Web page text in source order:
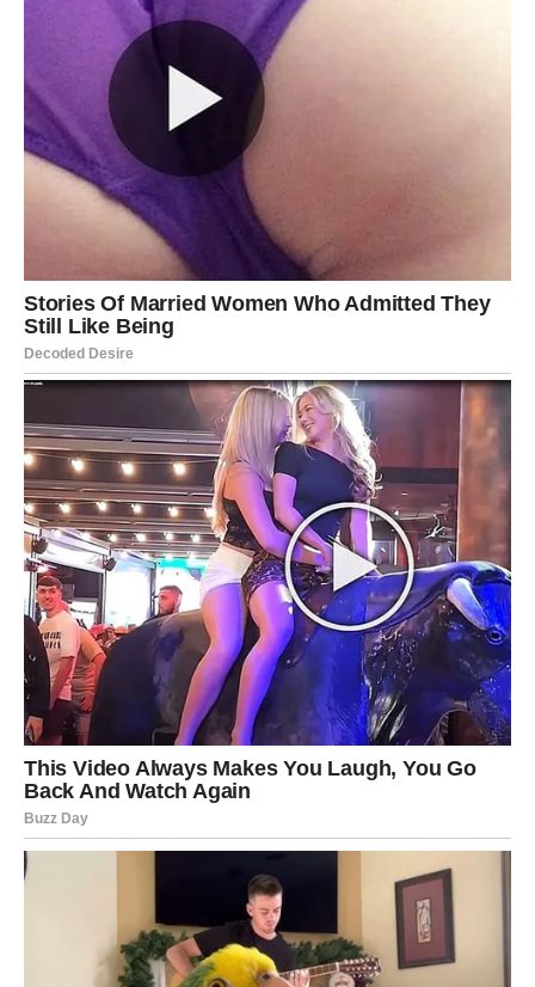
Osjetićete veliko zadovoljstvo jer ćete konačno vidjeti da
se vaš trud pretvara u konkretne rezultate.
Iskoristite energiju ovog posebnog
vikenda
Ovaj vikend nosi snažnu energiju uspjeha, obilja i
pozitivnih promjena. Nemojte ostajati zatvoreni u
svakodnevnim obavezama.
Prihvatite pozive za druženja, upoznavanje novih ljudi i
razgovore o budućim planovima. Upravo kroz kontakte sa
drugima može doći prilika koja će vam donijeti veliki
finansijski napredak.
Zvijezde pokazuju da sreća ovoga puta dolazi kroz
komunikaciju, nove ideje i spremnost da prihvatite prilike
koje vam život bude slao.
Završna poruka zvijezda za
Vodoliju
Pred vama je vikend koji može obilježiti početak mnogo
uspješnijeg i sigurnijeg životnog razdoblja. Zvijezde vam
donose mogućnost finansijskog dobitka kakav niste mogli
ni zamisliti, ali i prilike koje će vam pomoći da ostvarite
planove koje već dugo nosite u sebi.
Budite otvoreni za nove mogućnosti, pažljivo slušajte
korisne informacije i ne odbijajte razgovore koji vam na
prvi pogled djeluju sasvim obični. Upravo među njima